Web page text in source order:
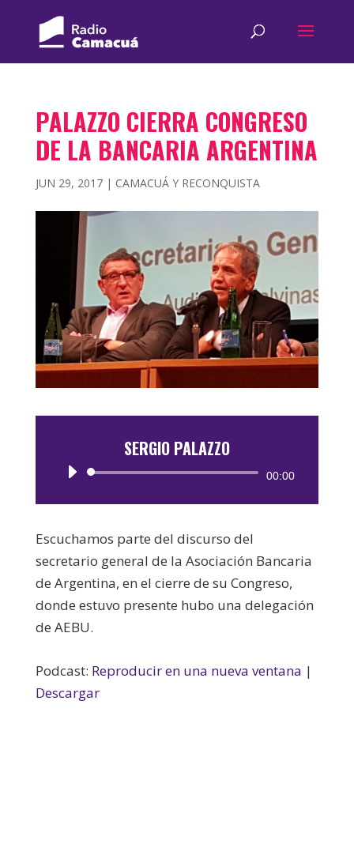
PALAZZO CIERRA CONGRESO
DE LA BANCARIA ARGENTINA
JUN 29, 2017| CAMACUÁ Y RECONQUISTA
SERGIO PALAZZO
Reproductor
00:00
Escuchamos parte del discurso del
secretario general de la Asociación Bancaria
de Argentina, en el cierre de su Congreso,
donde estuvo presente hubo una delegación
de AEBU.
Podcast: Reproducir en una nueva ventana |
Descargar